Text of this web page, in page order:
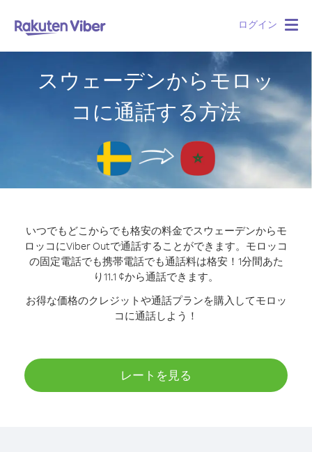
ログイン
スウェーデンからモロッ
コに通話する方法
いつでもどこからでも格安の料金でスウェーデンからモ
ロッコにViber Outで通話することができます。 モロッコ
の固定電話でも携帯電話でも通話料は格安！1分間あた
り11.1 ¢から通話できます。
お得な価格のクレジットや通話プランを購入してモロッ
コに通話しよう！
レートを見る